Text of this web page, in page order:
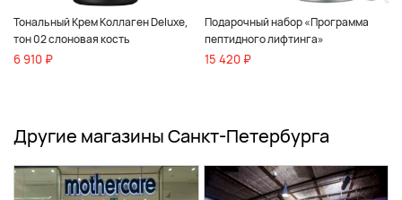
Тональный Крем Коллаген Deluxe,
тон 02 слоновая кость
6 910 ₽
Подарочный набор «Программа
пептидного лифтинга»
15 420 ₽
Другие магазины Санкт-Петербурга